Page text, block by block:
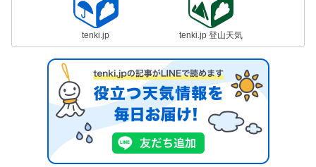
tenki.jp tenki.jp 登山天気